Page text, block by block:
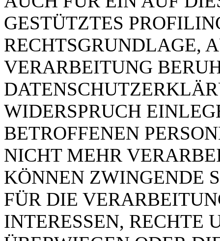
GESTÜTZTES
RECHTSGRUNDLAGE,
VERARBEITUNG
WIDERSPRUCH
BETROFFENEN
NICHT MEHR
KÖNNEN ZWINGENDE
FÜR DIE
INTERESSEN, RECHTE